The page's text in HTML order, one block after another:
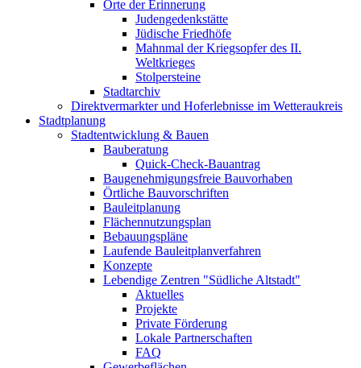
Orte der Erinnerung
Judengedenkstätte
Jüdische Friedhöfe
Mahnmal der Kriegsopfer des II.
Weltkrieges
Stolpersteine
Stadtarchiv
Direktvermarkter und Hoferlebnisse im Wetteraukreis
Stadtplanung
Stadtentwicklung & Bauen
Bauberatung
Quick-Check-Bauantrag
Baugenehmigungsfreie Bauvorhaben
Örtliche Bauvorschriften
Bauleitplanung
Flächennutzungsplan
Bebauungspläne
Laufende Bauleitplanverfahren
Konzepte
Lebendige Zentren "Südliche Altstadt"
Aktuelles
Projekte
Private Förderung
Lokale Partnerschaften
FAQ